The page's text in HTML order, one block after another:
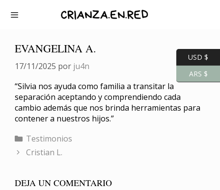
Menú
EVANGELINA A.
17/11/2025 por ju4n
“Silvia nos ayuda como familia a transitar la
separación aceptando y comprendiendo cada
cambio además que nos brinda herramientas para
contener a nuestros hijos.”
Categorías
Testimonios
Cristian L.
DEJA UN COMENTARIO
USD $
ARS $